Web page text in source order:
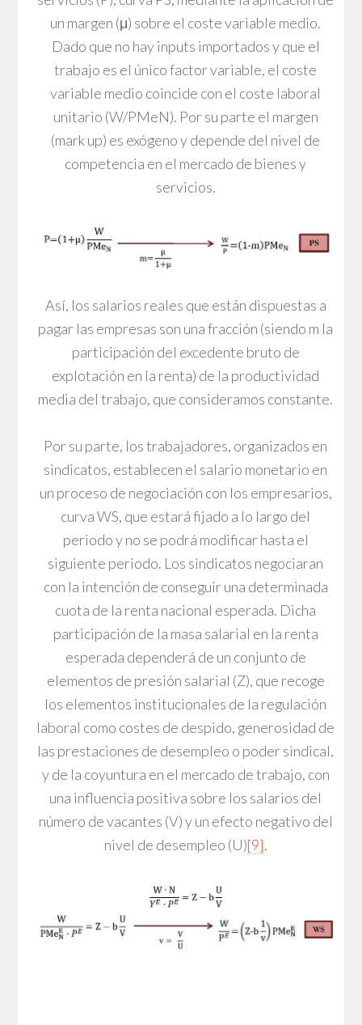
un margen (μ) sobre el coste variable medio.
Dado que no hay inputs importados y que el
trabajo es el único factor variable, el coste
variable medio coincide con el coste laboral
unitario (W/PMeN). Por su parte el margen
(mark up) es exógeno y depende del nivel de
competencia en el mercado de bienes y
servicios.
Así, los salarios reales que están dispuestas a
pagar las empresas son una fracción (siendo m la
participación del excedente bruto de
explotación en la renta) de la productividad
media del trabajo, que consideramos constante.
Por su parte, los trabajadores, organizados en
sindicatos, establecen el salario monetario en
un proceso de negociación con los empresarios,
curva WS, que estará fijado a lo largo del
periodo y no se podrá modificar hasta el
siguiente periodo. Los sindicatos negociaran
con la intención de conseguir una determinada
cuota de la renta nacional esperada. Dicha
participación de la masa salarial en la renta
esperada dependerá de un conjunto de
elementos de presión salarial (Z), que recoge
los elementos institucionales de la regulación
laboral como costes de despido, generosidad de
las prestaciones de desempleo o poder sindical,
y de la coyuntura en el mercado de trabajo, con
una influencia positiva sobre los salarios del
número de vacantes (V) y un efecto negativo del
nivel de desempleo (U)[9].